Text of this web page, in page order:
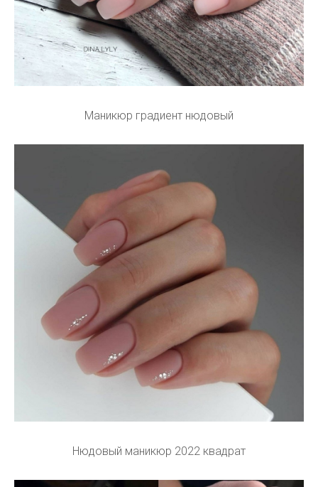
Маникюр градиент нюдовый
Нюдовый маникюр 2022 квадрат